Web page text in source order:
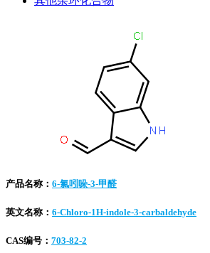
产品名称： 6-氯吲哚-3-甲醛
英文名称： 6-Chloro-1H-indole-3-carbaldehyde
CAS编号： 703-82-2